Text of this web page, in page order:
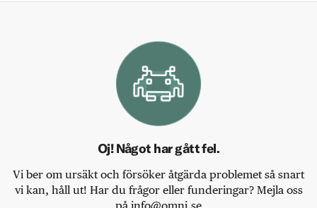
Oj! Något har gått fel.
Vi ber om ursäkt och försöker åtgärda problemet så snart
vi kan, håll ut! Har du frågor eller funderingar? Mejla oss